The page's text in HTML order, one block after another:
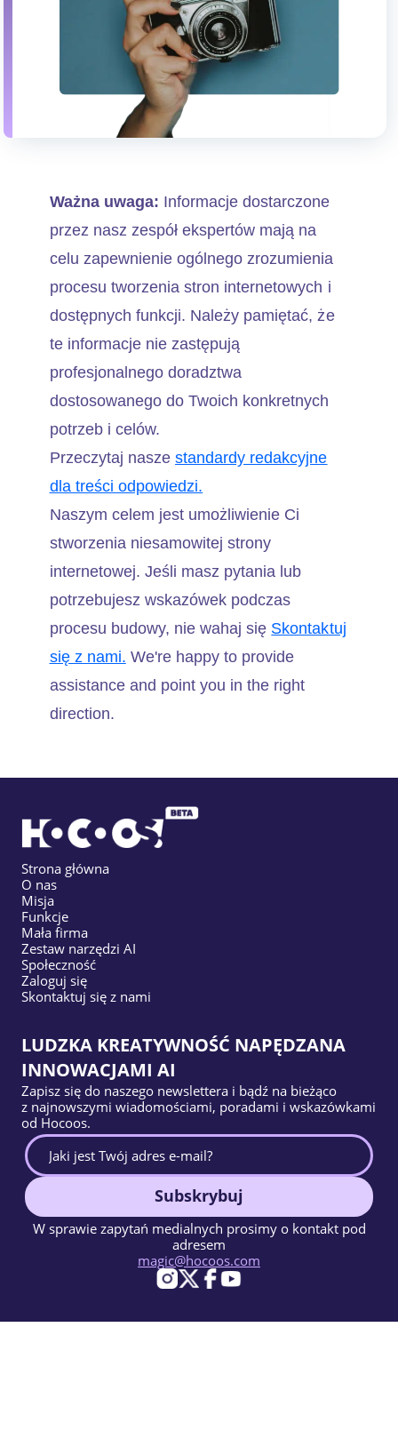
Ważna uwaga: Informacje dostarczone
przez nasz zespół ekspertów mają na
celu zapewnienie ogólnego zrozumienia
procesu tworzenia stron internetowych i
dostępnych funkcji. Należy pamiętać, że
te informacje nie zastępują
profesjonalnego doradztwa
dostosowanego do Twoich konkretnych
potrzeb i celów.
Przeczytaj nasze standardy redakcyjne
dla treści odpowiedzi.
Naszym celem jest umożliwienie Ci
stworzenia niesamowitej strony
internetowej. Jeśli masz pytania lub
potrzebujesz wskazówek podczas
procesu budowy, nie wahaj się Skontaktuj
się z nami. We're happy to provide
assistance and point you in the right
direction.
Strona główna
O nas
Misja
Funkcje
Mała firma
Zestaw narzędzi AI
Społeczność
Zaloguj się
Skontaktuj się z nami
LUDZKA KREATYWNOŚĆ NAPĘDZANA
INNOWACJAMI AI
Zapisz się do naszego newslettera i bądź na bieżąco
z najnowszymi wiadomościami, poradami i wskazówkami
od Hocoos.
Subskrybuj
W sprawie zapytań medialnych prosimy o kontakt pod
adresem
magic@hocoos.com